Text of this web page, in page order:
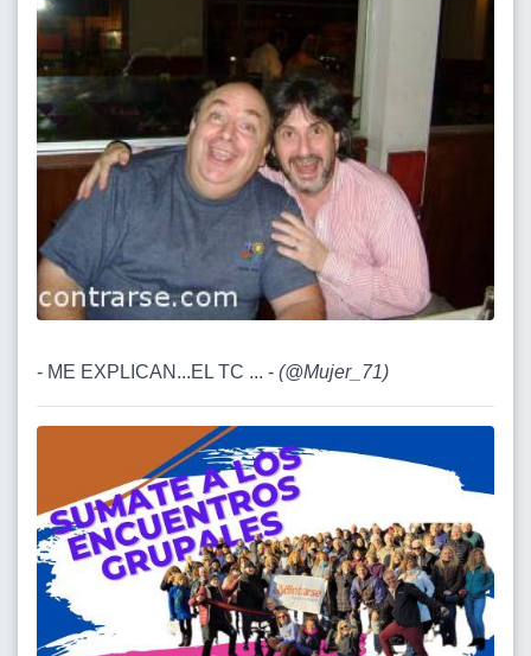
- ME EXPLICAN...EL TC ... - (@Mujer_71)